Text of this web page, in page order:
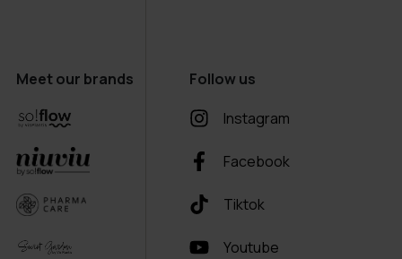
Meet our brands
Follow us
Instagram
Facebook
Tiktok
Youtube